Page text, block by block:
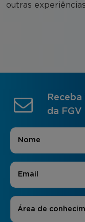
outras
da FGV
Nome
E-mail
Áreas de Interesse
Área de